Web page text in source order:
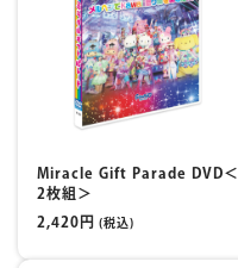
Miracle Gift Parade DVD＜
2枚組＞
2,420円 (税込)